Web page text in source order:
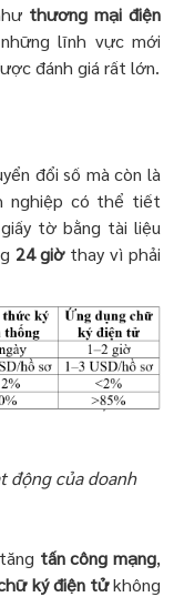
thương mại điện
lĩnh vực mới
đánh giá rất lớn.
đổi số mà còn là
nghiệp có thể tiết
tờ bằng tài liệu
24 giờthay vì phải
động của doanh
tấn công mạng,
ký điện tửkhông